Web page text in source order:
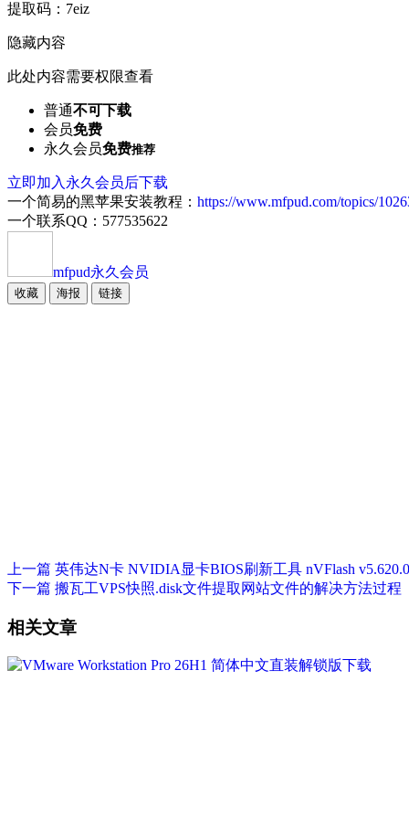
提取码：7eiz
隐藏内容
此处内容需要权限查看
普通不可下载
会员免费
永久会员免费推荐
立即加入永久会员后下载
一个简易的黑苹果安装教程： https://www.mfpud.com/topics/
一个联系QQ：577535622
mfpud永久会员
收藏 海报 链接
上一篇 英伟达N卡 NVIDIA显卡BIOS刷新工具 nVFlash
下一篇 搬瓦工VPS快照.disk文件提取网站文件的解决方法过程
相关文章